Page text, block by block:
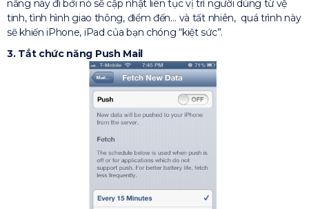
năng này đi bởi nó sẽ cập nhật liên tục vị trí người dùng từ vệ
tinh, tình hình giao thông, điểm đến… và tất nhiên, quá trình này
sẽ khiến iPhone, iPad của bạn chóng “kiệt sức”.
3. Tắt chức năng Push Mail